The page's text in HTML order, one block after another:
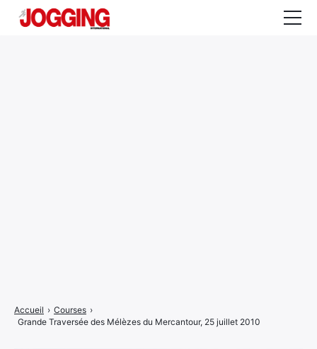
Accueil › Courses ›
Grande Traversée des Mélèzes du Mercantour, 25 juillet 2010